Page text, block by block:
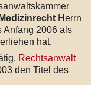
Herrn
Anfang 2006 als
hat.
Rechtsanwalt
den Titel des